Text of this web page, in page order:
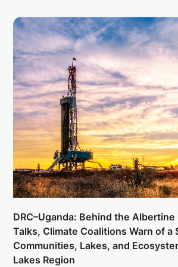
DRC–Uganda: Behind the Albertine
Talks, Climate Coalitions Warn of a
Communities, Lakes, and
Lakes Region